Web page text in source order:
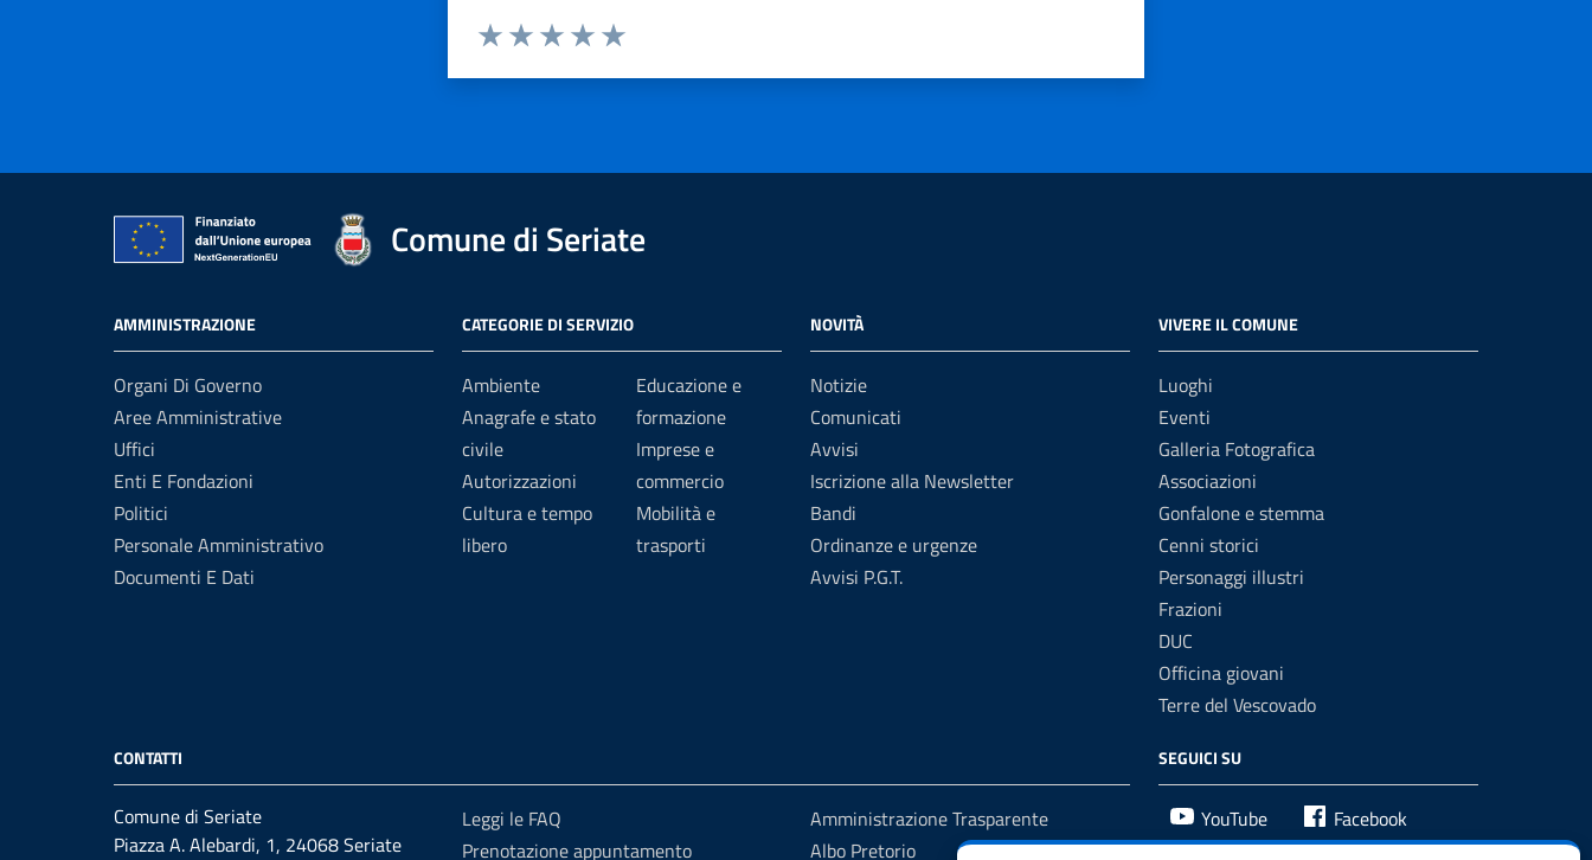
Comune di Seriate
AMMINISTRAZIONE
Organi Di Governo
Aree Amministrative
Uffici
Enti E Fondazioni
Politici
Personale Amministrativo
Documenti E Dati
CATEGORIE DI SERVIZIO
Ambiente
Anagrafe e stato
civile
Autorizzazioni
Cultura e tempo
libero
Educazione e
formazione
Imprese e
commercio
Mobilità e
trasporti
NOVITÀ
Notizie
Comunicati
Avvisi
Iscrizione alla Newsletter
Bandi
Ordinanze e urgenze
Avvisi P.G.T.
VIVERE IL COMUNE
Luoghi
Eventi
Galleria Fotografica
Associazioni
Gonfalone e stemma
Cenni storici
Personaggi illustri
Frazioni
DUC
Officina giovani
Terre del Vescovado
CONTATTI
Comune di Seriate
Piazza A. Alebardi, 1, 24068 Seriate
Leggi le FAQ
Prenotazione appuntamento
Amministrazione Trasparente
Albo Pretorio
SEGUICI SU
YouTube Facebook